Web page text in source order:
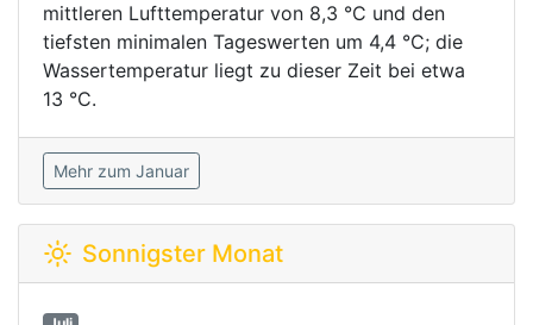
mittleren Lufttemperatur von 8,3 °C und den
tiefsten minimalen Tageswerten um 4,4 °C; die
Wassertemperatur liegt zu dieser Zeit bei etwa
13 °C.
Mehr zum Januar
Sonnigster Monat